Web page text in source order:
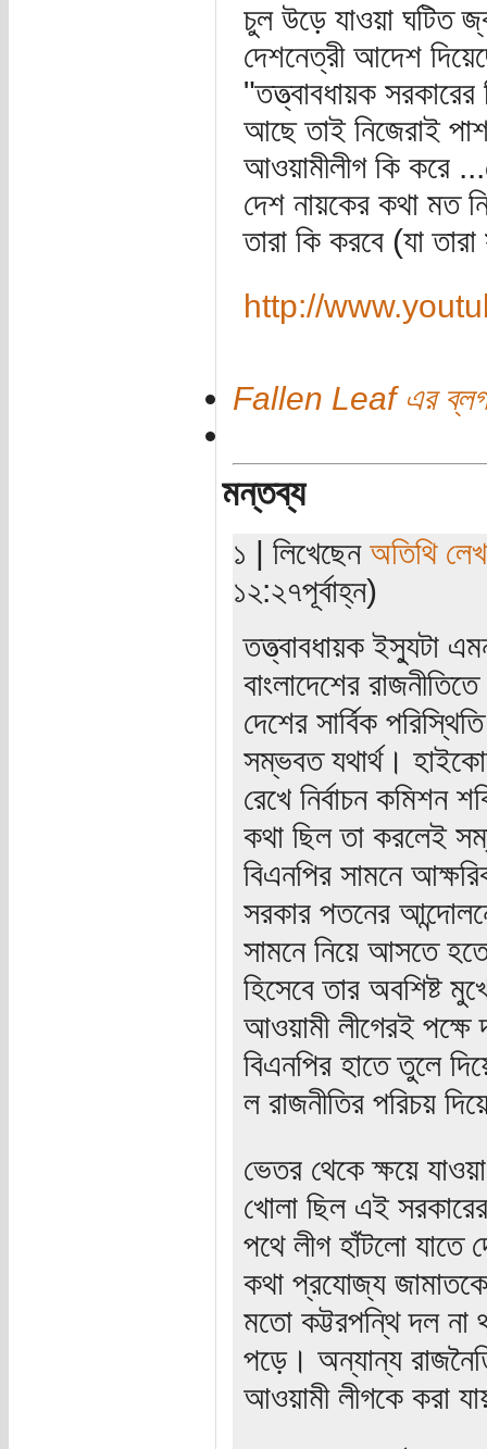
চুল উড়ে যাওয়া ঘটিত
দেশনেত্রী আদেশ
"তত্ত্বাবধায়ক
আছে তাই নিজেরাই
আওয়ামীলীগ কি করে
দেশ নায়কের কথা মত
তারা কি করবে (যা
http://
Fallen Leaf এর ব্লগ
মন্তব্য
১ | লিখেছেন অতিথি
১২:২৭পূর্বাহ্ন)
তত্ত্বাবধায়ক ইস্যুটা
বাংলাদেশের
দেশের সার্বিক
সম্ভবত যথার্থ।
রেখে নির্বাচন কমিশন
কথা ছিল তা করলেই
বিএনপির সামনে
সরকার পতনের
সামনে নিয়ে আসতে
হিসেবে তার অবশিষ্ট
আওয়ামী লীগেরই পক্ষে
বিএনপির হাতে তুলে
ল রাজনীতির পরিচয়
ভেতর থেকে ক্ষয়ে
খোলা ছিল এই
পথে লীগ হাঁটলো যাতে
কথা প্রযোজ্য
মতো কট্টরপন্থি দল না
পড়ে। অন্যান্য
আওয়ামী লীগকে করা